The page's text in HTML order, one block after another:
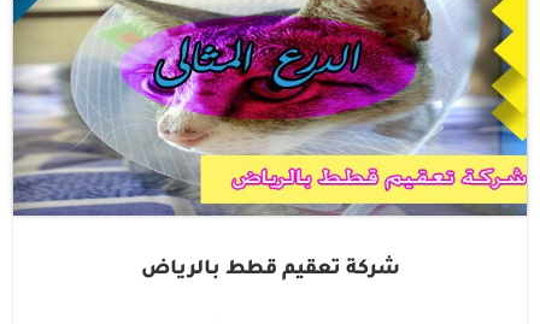
شركة تعقيم قطط بالرياض